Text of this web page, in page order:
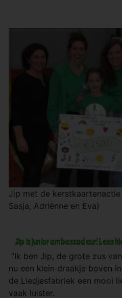
Jip is junior ambassadeur! Lees
“Ik ben Jip, de grote zus
nu een klein draakje boven
de Liedjesfabriek een mooi
vaak luister.
Jip met de
Sasja, Adriënne en Eva)